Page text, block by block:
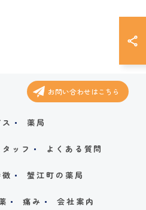
お問い合わせはこちら
薬局
タッフ よくある質問
蟹江町の薬局
痛み 会社案内